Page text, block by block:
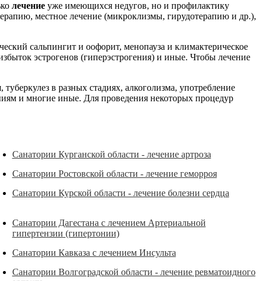
лечение уже имеющихся недугов, но и профилактику
местное лечение (микроклизмы, гирудотерапию и др.),
сальпингит и оофорит, менопауза и климактерическое
эстрогенов (гиперэстрогения) и иные. Чтобы лечение
в разных стадиях, алкоголизма, употребление
и многие иные. Для проведения некоторых процедур
Санатории Курганской области - лечение артроза
Санатории Ростовской области - лечение геморроя
Санатории Курской области - лечение болезни сердца
Санатории Дагестана с лечением Артериальной
гипертензии (гипертонии)
Санатории Кавказа с лечением Инсульта
Санатории Волгоградской области - лечение ревматоидного